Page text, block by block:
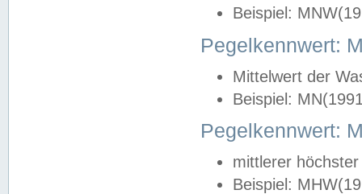
Beispiel:
Pegelkennwert:
Mittelwert der
Beispiel:
Pegelkennwert:
mittlerer
Beispiel: